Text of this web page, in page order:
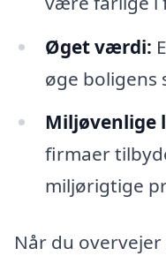
Øget værdi:
øge boligens
Miljøvenlige
firmaer
miljørigtige
Når du